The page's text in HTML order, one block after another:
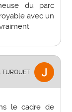
du parc
avec un
le cadre de